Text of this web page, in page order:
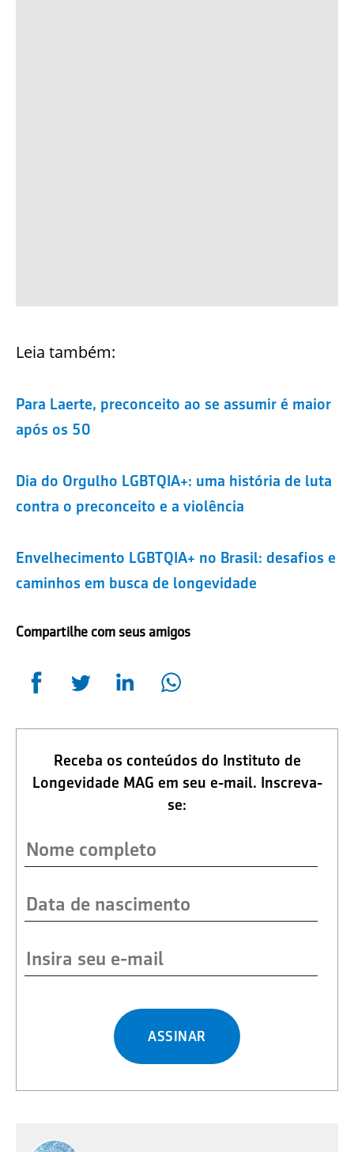
Leia também:
Para Laerte, preconceito ao se assumir é maior
após os 50
Dia do Orgulho LGBTQIA+: uma história de luta
contra o preconceito e a violência
Envelhecimento LGBTQIA+ no Brasil: desafios e
caminhos em busca de longevidade
Compartilhe com seus amigos
Receba os conteúdos do Instituto de
Longevidade MAG em seu e-mail. Inscreva-
se:
ASSINAR